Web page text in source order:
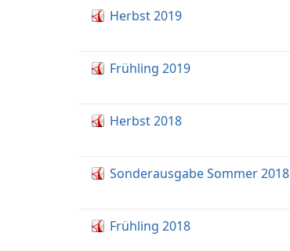
Herbst 2019
Frühling 2019
Herbst 2018
Sonderausgabe Sommer 2018
Frühling 2018